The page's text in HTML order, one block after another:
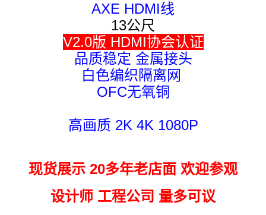
AXE HDMI线
13公尺
V2.0版 HDMI协会认证
品质稳定 金属接头
白色编织隔离网
OFC无氧铜
高画质 2K 4K 1080P
现货展示 20多年老店面 欢迎参观
设计师 工程公司 量多可议